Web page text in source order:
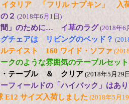
イタリア 「フリル ナプキン」 入
２ (2018年6月1日)
間」のために… イ草のラグ (2018年6
チェアは リビングのベッド？
テイスト 160 ワイド・ソファ
クのような雰囲気のテーブルセット
・テーブル ＆ クリア (2018年5月29
フィールドの「ハイバック」はあ
E12 サイズ入荷しました (2018年5月